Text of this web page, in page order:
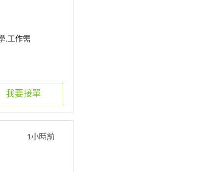
,工作需
我要接單
1小時前